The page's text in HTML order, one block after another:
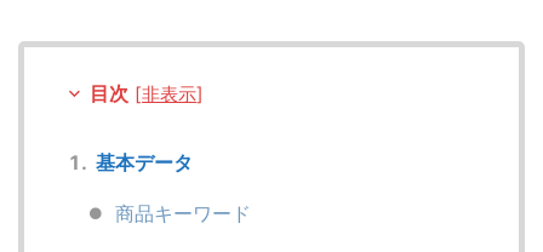
目次 [非表示]
基本データ
商品キーワード